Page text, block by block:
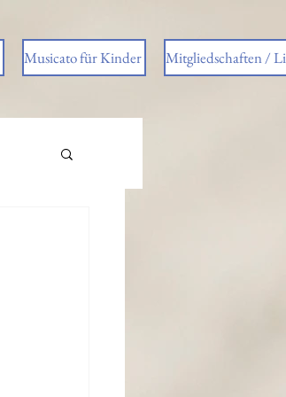
Musicato für Kinder Mitgliedschaften /